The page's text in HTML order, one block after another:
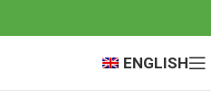
ENGLISH